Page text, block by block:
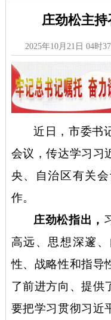
庄劲松主
2025年10月21日 04时
近日，市委书
会议，传达学习习
央、自治区有关
作。
庄劲松指出，
高远、思想深邃
性、战略性和指导
了前进方向、提供
要把学习贯彻习近